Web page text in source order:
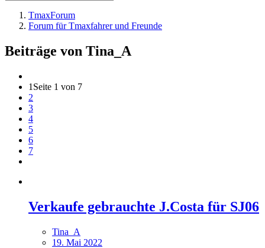
TmaxForum
Forum für Tmaxfahrer und Freunde
Beiträge von Tina_A
1 Seite 1 von 7
2
3
4
5
6
7
Verkaufe gebrauchte J.Costa für SJ06
Tina_A
19. Mai 2022